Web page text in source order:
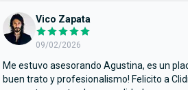
Vico Zapata
09/02/2026
Me estuvo asesorando Agustina, es un
buen trato y profesionalismo! Felicito a